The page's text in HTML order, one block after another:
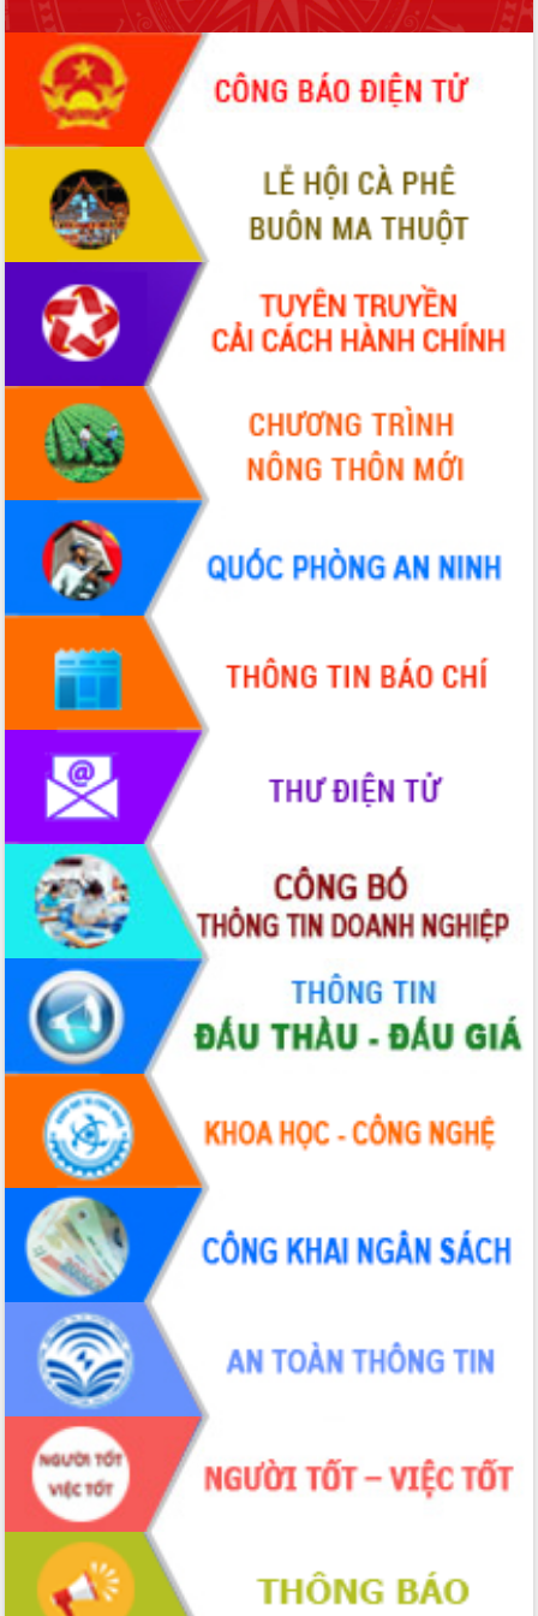
Hồ Thị Nguyên Thảo làm việc tại Trung
tâm Phục vụ hành chính công xã Ea
Xây dựng nền hành chính số đồng
hành cùng nông dân dân, doanh nghiệp
Giai đoạn 2026-2030, Đắk Lắk phấn
đấu có 77% xã đạt chuẩn nông thôn
Chuyển đổi số 'mở đường' cho nông
nghiệp Đắk Lắk tăng trưởng bứt phá
Triển khai đồng bộ đo đạc, lập hồ sơ
địa chính, hoàn thiện cơ sở dữ liệu đất
đai
Ứng dụng sinh trắc học - Bước tiến
trong hành trình chuyển đổi số tại Đắk
Đắk Lắk nâng cao hiệu quả công tác
Đảng từ Sổ tay đảng viên điện tử
Đắk Lắk đẩy mạnh nuôi biển công
nghệ, hướng tới phát triển thủy sản
bền vững
Tập huấn nâng cao năng lực triển khai
chuyển đổi số cho cán bộ, công chức
Đắk Lắk phát động hưởng ứng Ngày
Quyền của người tiêu dùng Việt Nam
Đẩy mạnh cải cách hành chính, quyết
tâm đạt được mục tiêu tăng trưởng
hai con số trong năm 2026
Tổ chức trang trọng Lễ hội Đền thờ
Lương Văn Chánh năm 2026
Phó Bí thư Tỉnh ủy Đắk Lắk Đỗ Hữu
Huy giữ chức Bí thư Đảng ủy Ủy Ban
Nhân dân tỉnh
Bệnh án điện tử thúc đẩy chuyển đổi
số y tế tại Đắk Lắk
Chuyển đổi số thư viện: Mở rộng
không gian tri thức trong thời đại số
Đánh giá, rút kinh nghiệm công tác tổ
chức diễn tập trước ngày bầu cử
Chương trình “Gặp gỡ hữu nghị –
Friendship Meeting New Year 2026”
Bầu cử Quốc hội và HĐND: Cử tri Đắk
Lắk gửi gắm niềm tin, kỳ vọng vào lá
phiếu
Đắk Lắk sẵn sàng các điều kiện cho
Ngày hội bầu cử đại biểu Quốc hội
khóa XVI và HĐND các cấp nhiệm kỳ
2026-2031
Đảm bảo cuộc bầu cử đại biểu Quốc
hội và đại biểu HĐND các cấp diễn ra
an toàn, hiệu quả, đúng quy định
Thủ tướng Chính phủ Phạm Minh Chính
kiểm tra, chỉ đạo hoàn thành các dự
án cao tốc và thăm khu tái định cư tại
Đắk Lắk
Sôi nổi Hội đua ngựa truyền thống Gò
Thì Thùng mừng Xuân Bính Ngọ 2026
Lãnh đạo tỉnh dâng hương tưởng niệm
tại Đập Đồng Cam đầu Xuân Bính Ngọ
Ngành nông nghiệp phấn đấu tăng